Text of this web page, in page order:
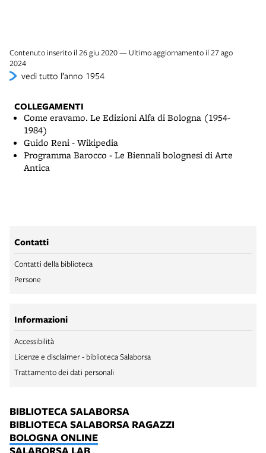
Contenuto inserito il 26 giu 2020 — Ultimo aggiornamento il 27 ago
2024
vedi tutto l’anno 1954
COLLEGAMENTI
Come eravamo. Le Edizioni Alfa di Bologna (1954-
1984)
Guido Reni - Wikipedia
Programma Barocco - Le Biennali bolognesi di Arte
Antica
Contatti
Contatti della biblioteca
Persone
Informazioni
Accessibilità
Licenze e disclaimer - biblioteca Salaborsa
Trattamento dei dati personali
BIBLIOTECA SALABORSA
BIBLIOTECA SALABORSA RAGAZZI
BOLOGNA ONLINE